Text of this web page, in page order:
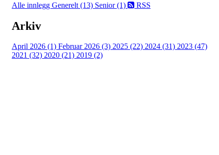
Alle innlegg Generelt (13) Senior (1) RSS
Arkiv
April 2026 (1) Februar 2026 (3) 2025 (22) 2024 (31) 2023 (47)
2021 (32) 2020 (21) 2019 (2)